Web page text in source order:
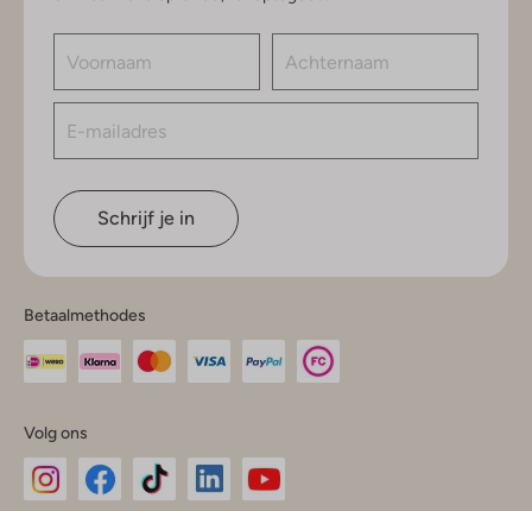
Schrijf je in
Betaalmethodes
Volg ons